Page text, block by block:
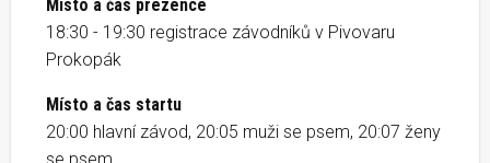
Místo a čas prezence
18:30 - 19:30 registrace závodníků v Pivovaru
Prokopák
Místo a čas startu
20:00 hlavní závod, 20:05 muži se psem, 20:07 ženy
se psem